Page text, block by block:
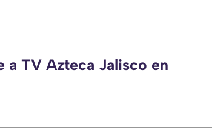
a TV Azteca Jalisco en